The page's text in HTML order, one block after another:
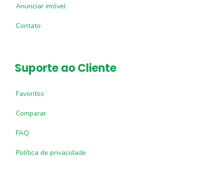
Anunciar imóvel
Contato
Suporte ao Cliente
Favoritos
Comparar
FAQ
Política de privacidade